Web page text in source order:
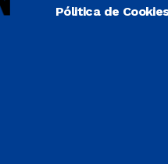
Pólitica de